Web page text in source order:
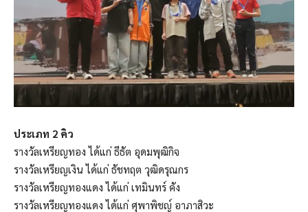
ประเภท 2 คิว
รางวัลเหรียญทอง ได้แก่ ธีธัต อุดมพุฒิกิจ
รางวัลเหรียญเงิน ได้แก่ ธัชทฤต วุฒิดรุณกร
รางวัลเหรียญทองแดง ได้แก่ เทมินทร์ คัง
รางวัลเหรียญทองแดง ได้แก่ ศุพาพิชญ์ อาภาสิวะ